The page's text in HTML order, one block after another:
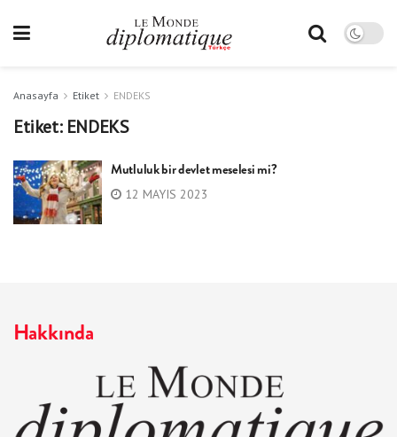
Anasayfa Etiket ENDEKS
Etiket: ENDEKS
Mutluluk bir devlet meselesi mi?
12 MAYIS 2023
Hakkında